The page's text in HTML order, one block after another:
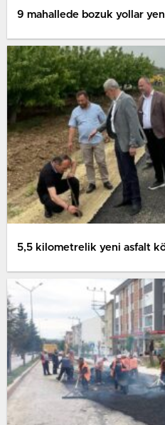
9 mahallede bozuk yollar
5,5 kilometrelik yeni asfalt